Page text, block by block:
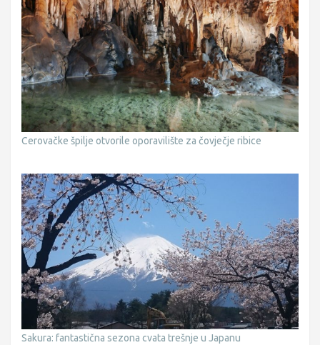
Cerovačke špilje otvorile oporavilište za čovječje ribice
Sakura: fantastična sezona cvata trešnje u Japanu